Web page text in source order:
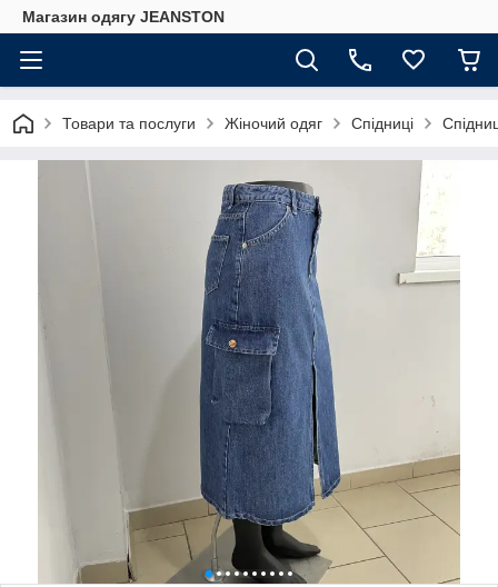
Магазин одягу JEANSTON
Товари та послуги Жіночий одяг Спідниці